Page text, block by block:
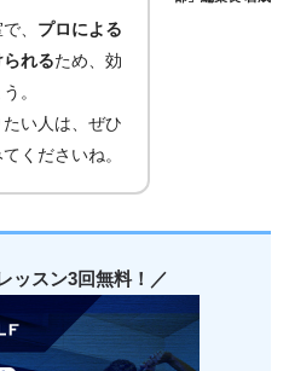
、 プロによる
れるため、効
。
い人は、ぜひ
くださいね。
ッスン3回無料！／